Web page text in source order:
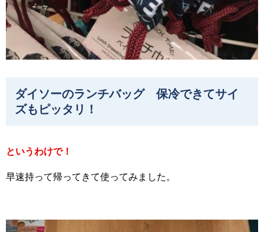
ダイソーのランチバッグ 保冷できてサイ
ズもピッタリ！
というわけで！
早速持って帰ってきて使ってみました。